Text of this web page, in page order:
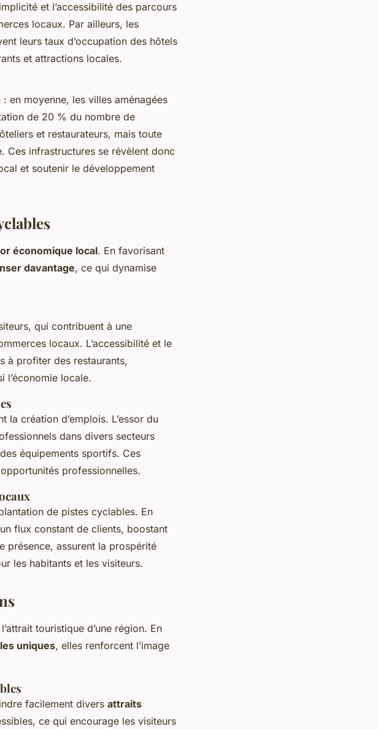
et l’accessibilité des parcours
locaux. Par ailleurs, les
leurs taux d’occupation des hôtels
et attractions locales.
en moyenne, les villes aménagées
de 20 % du nombre de
et restaurateurs, mais toute
Ces infrastructures se révèlent donc
et soutenir le développement
économique local. En favorisant
davantage, ce qui dynamise
qui contribuent à une
locaux. L’accessibilité et le
à profiter des restaurants,
l’économie locale.
la création d’emplois. L’essor du
dans divers secteurs
équipements sportifs. Ces
professionnelles.
de pistes cyclables. En
flux constant de clients, boostant
présence, assurent la prospérité
les habitants et les visiteurs.
touristique d’une région. En
uniques, elles renforcent l’image
facilement divers attraits
ce qui encourage les visiteurs